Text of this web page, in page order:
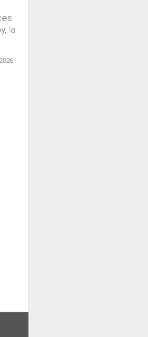
la